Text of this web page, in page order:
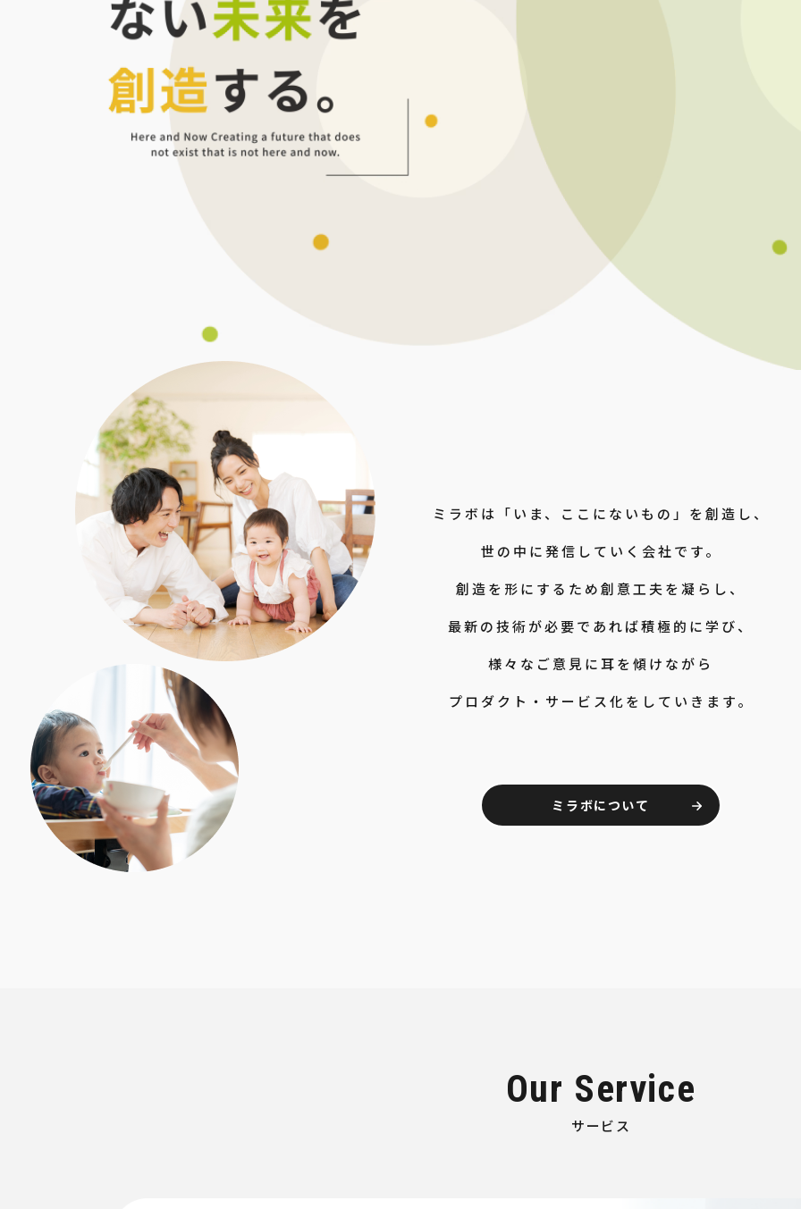
ミラボは「いま、ここにないもの」を創造し、
世の中に発信していく会社です。
創造を形にするため創意工夫を凝らし、
最新の技術が必要であれば積極的に学び、
様々なご意見に耳を傾けながら
プロダクト・サービス化をしていきます。
ミラボについて
Our Service
サービス